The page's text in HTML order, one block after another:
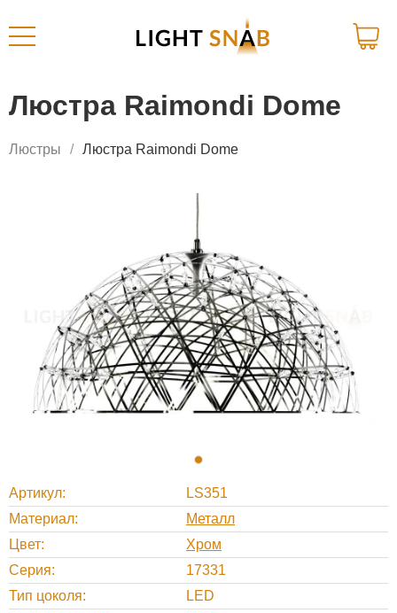
Люстра Raimondi Dome
Люстры Люстра Raimondi Dome
Артикул
LS351
Материал
Металл
Цвет
Хром
Серия
17331
Тип цоколя
LED